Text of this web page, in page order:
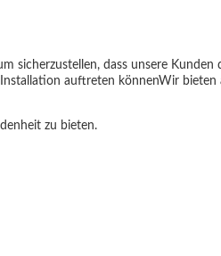
sicherzustellen, dass unsere Kunden
auftreten könnenWir
zu bieten.